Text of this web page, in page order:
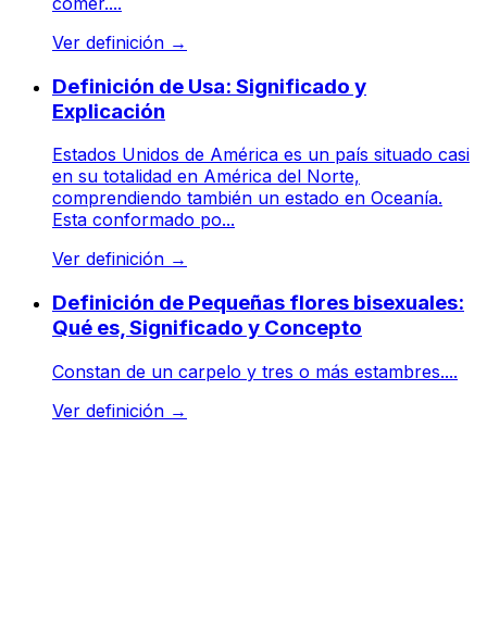
Ver definición →
Definición de Usa: Significado y
Explicación
Estados Unidos de América es un país situado casi
en su totalidad en América del Norte,
comprendiendo también un estado en Oceanía.
Esta conformado po...
Ver definición →
Definición de Pequeñas flores bisexuales:
Qué es, Significado y Concepto
Constan de un carpelo y tres o más estambres....
Ver definición →